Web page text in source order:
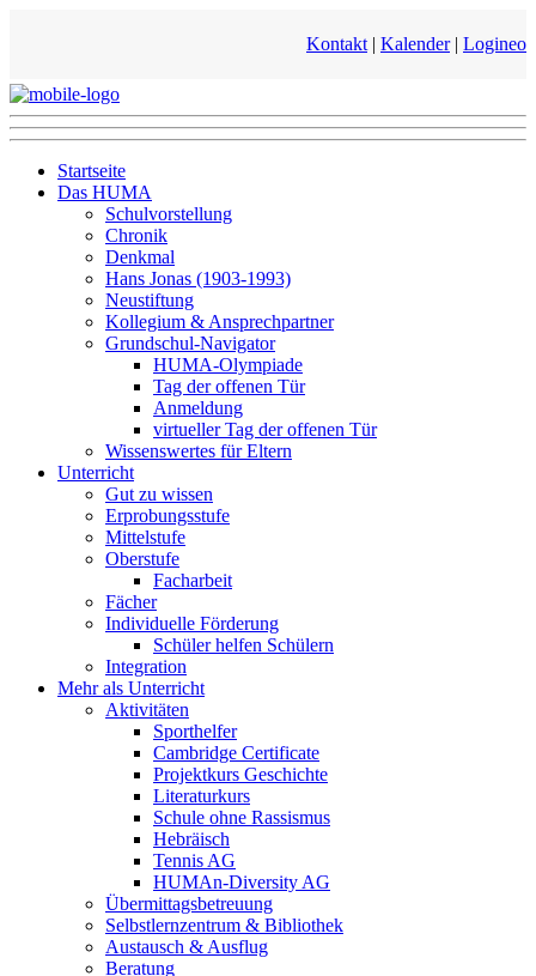
Kontakt | Kalender| Logineo
Startseite
Das HUMA
Schulvorstellung
Chronik
Denkmal
Hans Jonas (1903-1993)
Neustiftung
Kollegium & Ansprechpartner
Grundschul-Navigator
HUMA-Olympiade
Tag der offenen Tür
Anmeldung
virtueller Tag der offenen Tür
Wissenswertes für Eltern
Unterricht
Gut zu wissen
Erprobungsstufe
Mittelstufe
Oberstufe
Facharbeit
Fächer
Individuelle Förderung
Schüler helfen Schülern
Integration
Mehr als Unterricht
Aktivitäten
Sporthelfer
Cambridge Certificate
Projektkurs Geschichte
Literaturkurs
Schule ohne Rassismus
Hebräisch
Tennis AG
HUMAn-Diversity AG
Übermittagsbetreuung
Selbstlernzentrum & Bibliothek
Austausch & Ausflug
Beratung